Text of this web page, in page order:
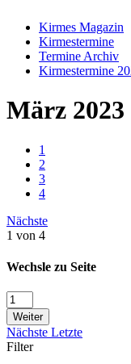
Kirmes Magazin
Kirmestermine
Termine Archiv
Kirmestermine
März 2023
1
2
3
4
Nächste
1 von 4
Wechsle zu Seite
Weiter
Nächste Letzte
Filter